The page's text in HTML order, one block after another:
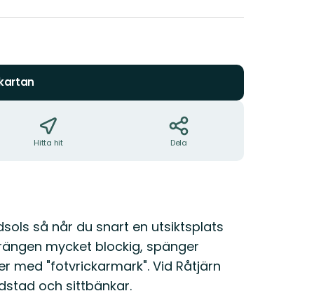
Hitta hit Dela
så når du snart en utsiktsplats
mycket blockig, spänger
med "fotvrickarmark". Vid Råtjärn
och sittbänkar.